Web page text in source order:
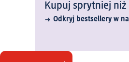
Kupuj sprytniej
Odkryj bestsellery w